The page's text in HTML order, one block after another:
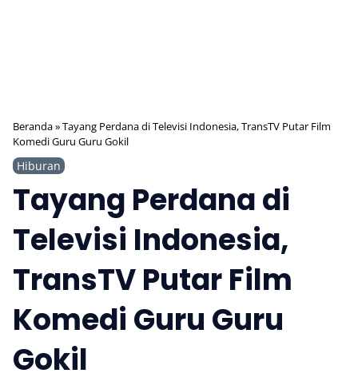
Beranda»Tayang Perdana di Televisi Indonesia, TransTV Putar Film
Komedi Guru Guru Gokil
Hiburan
Tayang Perdana di
Televisi Indonesia,
TransTV Putar Film
Komedi Guru Guru
Gokil